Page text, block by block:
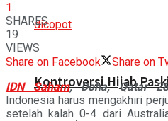
Kontroversi Hijab
1
SHARES
19
VIEWS
Share on Facebook
Share on
IDN Saham, Doha, Qatar
Indonesia harus mengakhiri
setelah kalah 0-4 dari